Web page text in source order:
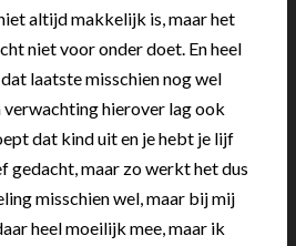
altijd makkelijk is, maar het
niet voor onder doet. En heel
laatste misschien nog wel
hierover lag ook
dat kind uit en je hebt je lijf
gedacht, maar zo werkt het dus
misschien wel, maar bij mij
heel moeilijk mee, maar ik